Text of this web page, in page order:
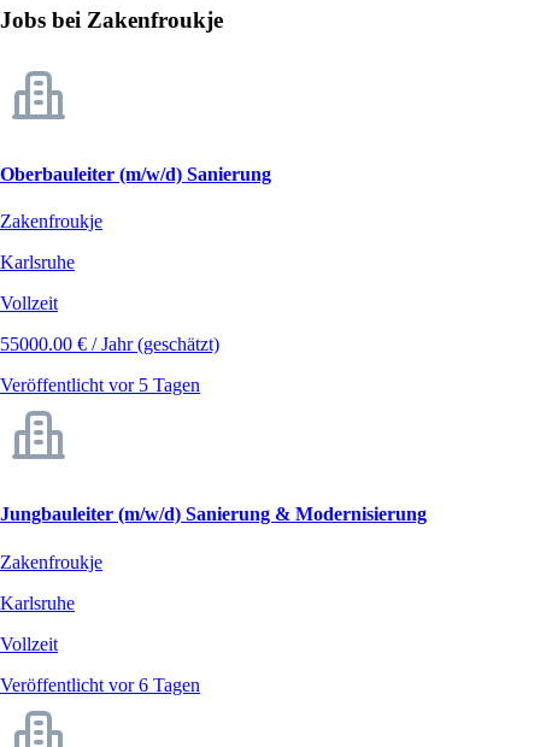
Jobs bei Zakenfroukje
Oberbauleiter (m/w/d) Sanierung
Zakenfroukje
Karlsruhe
Vollzeit
55000.00 € / Jahr (geschätzt)
Veröffentlicht vor 5 Tagen
Jungbauleiter (m/w/d) Sanierung & Modernisierung
Zakenfroukje
Karlsruhe
Vollzeit
Veröffentlicht vor 6 Tagen